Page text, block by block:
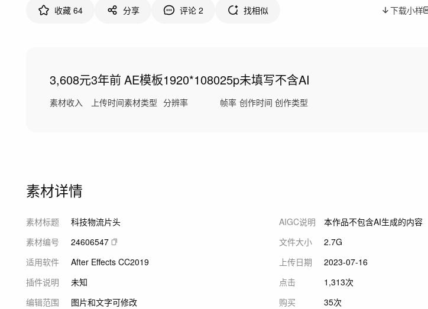
收藏 64 分享 评论 2 找相似 下载小样
3,608元
素材收入
3年前
上传时间
AE模板
素材类型
1920*1080
分辨率
25p
帧率
未填写
创作时间
不含AI
创作类型
素材详情
素材标题
科技物流片头
素材编号
24606547
适用软件
After Effects CC2019
插件说明
未知
编辑范围
图片和文字可修改
AIGC说明
本作品不包含AI生成的内容
文件大小
2.7G
上传日期
2023-07-16
点击
1,313次
购买
35次